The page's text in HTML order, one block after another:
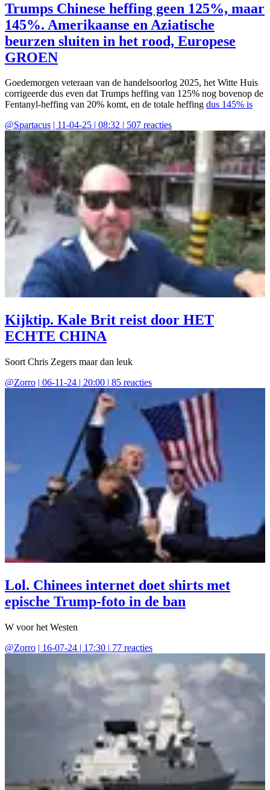
Trumps Chinese heffing geen 125%, maar
145%. Amerikaanse en Aziatische
beurzen sluiten in het rood, Europese
GROEN
Goedemorgen veteraan van de handelsoorlog 2025, het Witte Huis
corrigeerde dus even dat Trumps heffing van 125% nog bovenop de
Fentanyl-heffing van 20% komt, en de totale heffing dus 145% is
@Spartacus | 11-04-25 | 08:32 | 507 reacties
Kijktip. Kale Brit reist door HET
ECHTE CHINA
Soort Chris Zegers maar dan leuk
@Zorro | 06-11-24 | 20:00 | 85 reacties
Lol. Chinees internet doet shirts met
epische Trump-foto in de ban
W voor het Westen
@Zorro | 16-07-24 | 17:30 | 77 reacties